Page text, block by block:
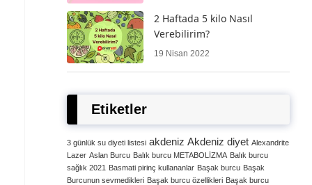
2 Haftada 5 kilo Nasıl
Verebilirim?
19 Nisan 2022
Etiketler
3 günlük su diyeti listesi akdeniz Akdeniz diyet Alexandrite
Lazer Aslan Burcu Balık burcu METABOLİZMA Balık burcu
sağlık 2021 Basmati pirinç kullananlar Başak burcu Başak
Burcunun sevmedikleri Başak burcu özellikleri Başak burcu